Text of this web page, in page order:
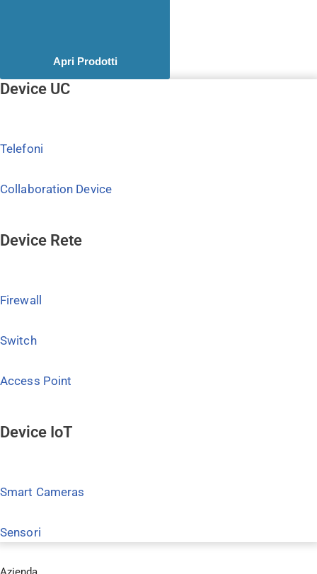
Apri Prodotti
Device UC
Telefoni
Collaboration Device
Device Rete
Firewall
Switch
Access Point
Device IoT
Smart Cameras
Sensori